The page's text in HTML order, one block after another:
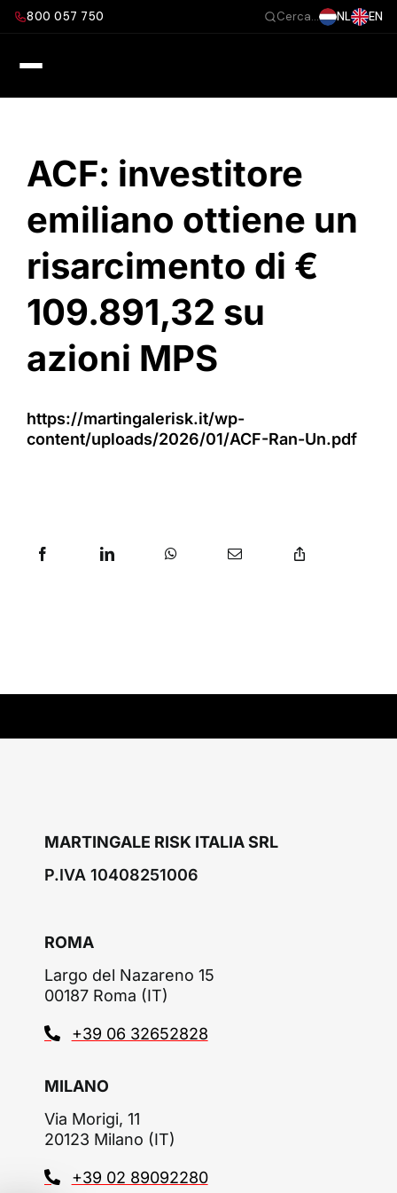
Salta800 057 750 Cerca... NL EN
ACF: investitore
emiliano ottiene un
risarcimento di €
109.891,32 su
azioni MPS
https://martingalerisk.it/wp-
content/uploads/2026/01/ACF-Ran-Un.pdf
MARTINGALE RISK ITALIA SRL
P.IVA 10408251006
ROMA
Largo del Nazareno 15
00187 Roma (IT)
+39 06 32652828
MILANO
Via Morigi, 11
20123 Milano (IT)
+39 02 89092280